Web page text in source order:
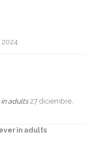
2024
adults 27 diciembre,
in adults